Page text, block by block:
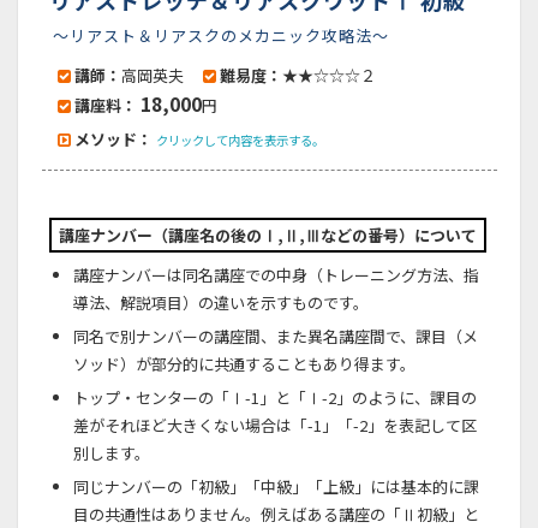
～リアスト＆リアスクのメカニック攻略法～
講師： 高岡英夫 難易度： ★★☆☆☆２
講座料： 18,000円
メソッド： クリックして内容を表示する。
講座ナンバー（講座名の後のⅠ,Ⅱ,Ⅲなどの番号）について
講座ナンバーは同名講座での中身（トレーニング方法、指
導法、解説項目）の違いを示すものです。
同名で別ナンバーの講座間、また異名講座間で、課目（メ
ソッド）が部分的に共通することもあり得ます。
トップ・センターの「Ⅰ-1」と「Ⅰ-2」のように、課目の
差がそれほど大きくない場合は「-1」「-2」を表記して区
別します。
同じナンバーの「初級」「中級」「上級」には基本的に課
目の共通性はありません。例えばある講座の「Ⅱ初級」と